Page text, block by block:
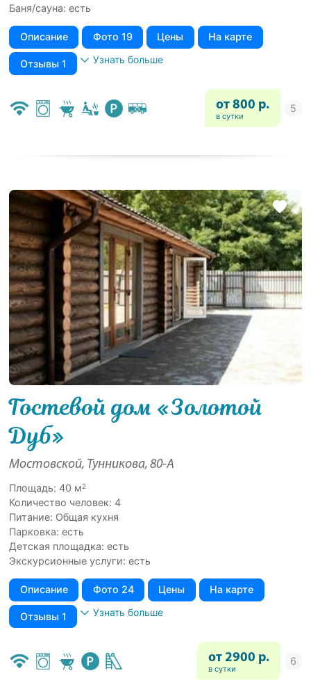
Баня/сауна: есть
Описание Фото 19 Цены На карте
Отзывы 1 Узнать больше
от 800 р.
в сутки
Гостевой дом «Золотой
Дуб»
Мостовской, Тунникова, 80-А
Площадь: 40 м2
Количество человек: 4
Питание: Общая кухня
Парковка: есть
Детская площадка: есть
Экскурсионные услуги: есть
Описание Фото 24 Цены На карте
Отзывы 1 Узнать больше
от 2900 р.
в сутки